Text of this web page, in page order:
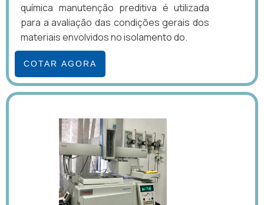
química manutenção preditiva é utilizada
para a avaliação das condições gerais dos
materiais envolvidos no isolamento do.
COTAR AGORA